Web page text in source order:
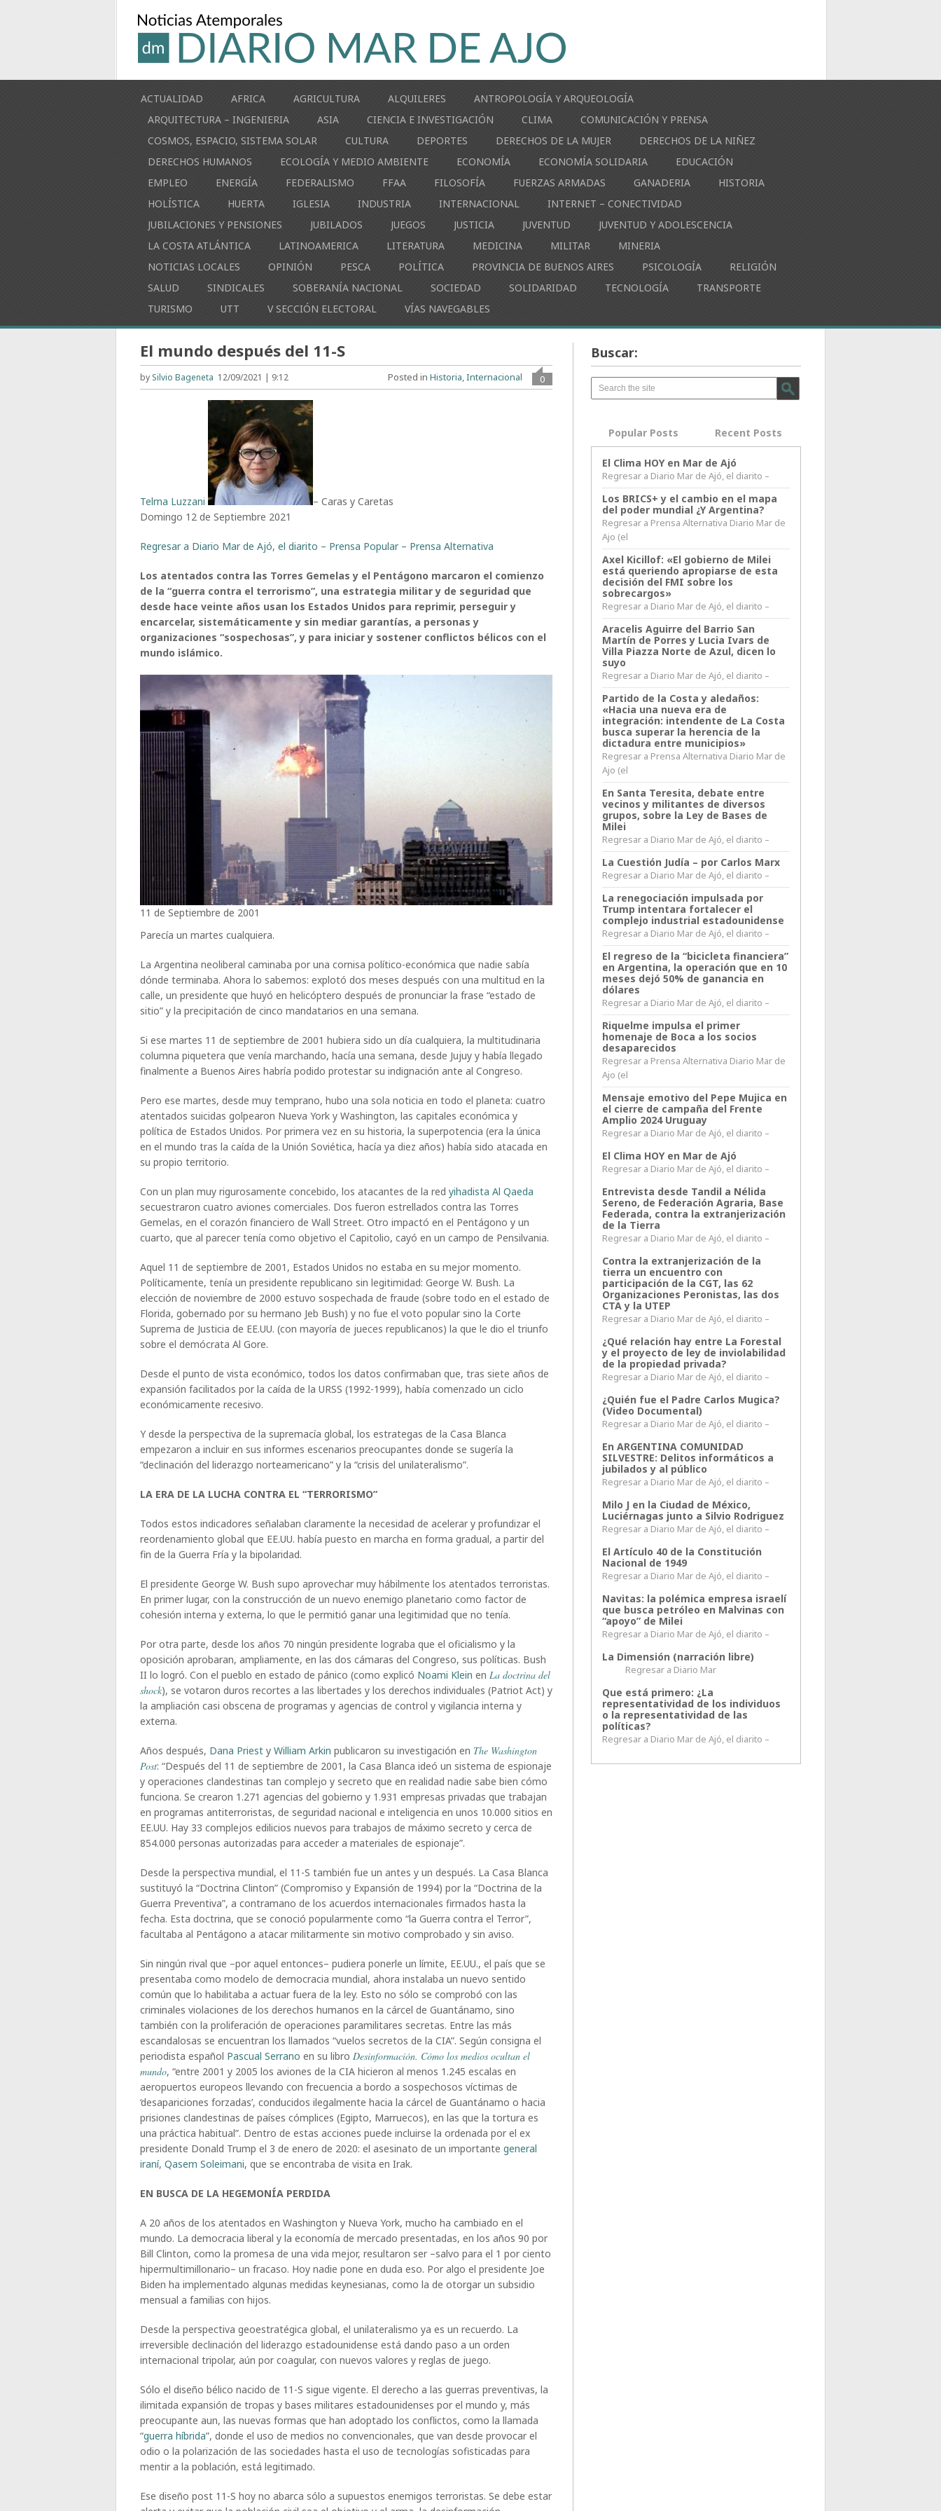
ACTUALIDAD AFRICA AGRICULTURA ALQUILERES
ANTROPOLOGÍA Y ARQUEOLOGÍA
ARQUITECTURA – INGENIERIA
ASIA CIENCIA E INVESTIGACIÓN CLIMA
COMUNICACIÓN Y PRENSA
COSMOS, ESPACIO, SISTEMA SOLAR
CULTURA DEPORTES DERECHOS DE LA MUJER
DERECHOS DE LA NIÑEZ
DERECHOS HUMANOS
ECOLOGÍA Y MEDIO AMBIENTE ECONOMÍA ECONOMÍA SOLIDARIA
EDUCACIÓN
EMPLEO
ENERGÍA FEDERALISMO FFAA FILOSOFÍA FUERZAS ARMADAS GANADERIA
HISTORIA
HOLÍSTICA
HUERTA IGLESIA INDUSTRIA INTERNACIONAL
INTERNET – CONECTIVIDAD
JUBILACIONES Y PENSIONES
JUBILADOS JUEGOS JUSTICIA JUVENTUD
JUVENTUD Y ADOLESCENCIA
LA COSTA ATLÁNTICA
LATINOAMERICA LITERATURA MEDICINA MILITAR
MINERIA
NOTICIAS LOCALES
OPINIÓN PESCA POLÍTICA PROVINCIA DE BUENOS AIRES PSICOLOGÍA
RELIGIÓN
SALUD
SINDICALES SOBERANÍA NACIONAL SOCIEDAD SOLIDARIDAD TECNOLOGÍA
TRANSPORTE
TURISMO
UTT V SECCIÓN ELECTORAL VÍAS NAVEGABLES
El mundo después del 11-S
by Silvio Bageneta 12/09/2021 | 9:12 0
Posted inHistoria,Internacional
Telma Luzzani
– Caras y Caretas
Domingo 12 de Septiembre 2021
Regresar a Diario Mar de Ajó, el diarito – Prensa Popular – Prensa Alternativa
Los atentados contra las Torres Gemelas y el Pentágono marcaron el comienzo
de la “guerra contra el terrorismo”, una estrategia militar y de seguridad que
desde hace veinte años usan los Estados Unidos para reprimir, perseguir y
encarcelar, sistemáticamente y sin mediar garantías, a personas y
organizaciones “sospechosas”, y para iniciar y sostener conflictos bélicos con el
mundo islámico.
11 de Septiembre de 2001
Parecía un martes cualquiera.
La Argentina neoliberal caminaba por una cornisa político-económica que nadie sabía
dónde terminaba. Ahora lo sabemos: explotó dos meses después con una multitud en la
calle, un presidente que huyó en helicóptero después de pronunciar la frase “estado de
sitio” y la precipitación de cinco mandatarios en una semana.
Si ese martes 11 de septiembre de 2001 hubiera sido un día cualquiera, la multitudinaria
columna piquetera que venía marchando, hacía una semana, desde Jujuy y había llegado
finalmente a Buenos Aires habría podido protestar su indignación ante al Congreso.
Pero ese martes, desde muy temprano, hubo una sola noticia en todo el planeta: cuatro
atentados suicidas golpearon Nueva York y Washington, las capitales económica y
política de Estados Unidos. Por primera vez en su historia, la superpotencia (era la única
en el mundo tras la caída de la Unión Soviética, hacía ya diez años) había sido atacada en
su propio territorio.
Con un plan muy rigurosamente concebido, los atacantes de la redyihadistaAl Qaeda
secuestraron cuatro aviones comerciales. Dos fueron estrellados contra las Torres
Gemelas, en el corazón financiero de Wall Street. Otro impactó en el Pentágono y un
cuarto, que al parecer tenía como objetivo el Capitolio, cayó en un campo de Pensilvania.
Aquel 11 de septiembre de 2001, Estados Unidos no estaba en su mejor momento.
Políticamente, tenía un presidente republicano sin legitimidad: George W. Bush. La
elección de noviembre de 2000 estuvo sospechada de fraude (sobre todo en el estado de
Florida, gobernado por su hermano Jeb Bush) y no fue el voto popular sino la Corte
Suprema de Justicia de EE.UU. (con mayoría de jueces republicanos) la que le dio el triunfo
sobre el demócrata Al Gore.
Desde el punto de vista económico, todos los datos confirmaban que, tras siete años de
expansión facilitados por la caída de la URSS (1992-1999), había comenzado un ciclo
económicamente recesivo.
Y desde la perspectiva de la supremacía global, los estrategas de la Casa Blanca
empezaron a incluir en sus informes escenarios preocupantes donde se sugería la
“declinación del liderazgo norteamericano” y la “crisis del unilateralismo”.
LA ERA DE LA LUCHA CONTRA EL “TERRORISMO”
Todos estos indicadores señalaban claramente la necesidad de acelerar y profundizar el
reordenamiento global que EE.UU. había puesto en marcha en forma gradual, a partir del
fin de la Guerra Fría y la bipolaridad.
El presidente George W. Bush supo aprovechar muy hábilmente los atentados terroristas.
En primer lugar, con la construcción de un nuevo enemigo planetario como factor de
cohesión interna y externa, lo que le permitió ganar una legitimidad que no tenía.
Por otra parte, desde los años 70 ningún presidente lograba que el oficialismo y la
oposición aprobaran, ampliamente, en las dos cámaras del Congreso, sus políticas. Bush
II lo logró. Con el pueblo en estado de pánico (como explicó Noami Klein enLa doctrina del
shock), se votaron duros recortes a las libertades y los derechos individuales (Patriot Act) y
la ampliación casi obscena de programas y agencias de control y vigilancia interna y
externa.
Años después, Dana Priest yWilliam Arkin publicaron su investigación en The Washington
Post: “Después del 11 de septiembre de 2001, la Casa Blanca ideó un sistema de espionaje
y operaciones clandestinas tan complejo y secreto que en realidad nadie sabe bien cómo
funciona. Se crearon 1.271 agencias del gobierno y 1.931 empresas privadas que trabajan
en programas antiterroristas, de seguridad nacional e inteligencia en unos 10.000 sitios en
EE.UU. Hay 33 complejos edilicios nuevos para trabajos de máximo secreto y cerca de
854.000 personas autorizadas para acceder a materiales de espionaje”.
Desde la perspectiva mundial, el 11-S también fue un antes y un después. La Casa Blanca
sustituyó la “Doctrina Clinton” (Compromiso y Expansión de 1994) por la “Doctrina de la
Guerra Preventiva”, a contramano de los acuerdos internacionales firmados hasta la
fecha. Esta doctrina, que se conoció popularmente como “la Guerra contra el Terror”,
facultaba al Pentágono a atacar militarmente sin motivo comprobado y sin aviso.
Sin ningún rival que –por aquel entonces– pudiera ponerle un límite, EE.UU., el país que se
presentaba como modelo de democracia mundial, ahora instalaba un nuevo sentido
común que lo habilitaba a actuar fuera de la ley. Esto no sólo se comprobó con las
criminales violaciones de los derechos humanos en la cárcel de Guantánamo, sino
también con la proliferación de operaciones paramilitares secretas. Entre las más
escandalosas se encuentran los llamados “vuelos secretos de la CIA”. Según consigna el
periodista español Pascual Serrano en su libroDesinformación. Cómo los medios ocultan el
mundo, “entre 2001 y 2005 los aviones de la CIA hicieron al menos 1.245 escalas en
aeropuertos europeos llevando con frecuencia a bordo a sospechosos víctimas de
‘desapariciones forzadas’, conducidos ilegalmente hacia la cárcel de Guantánamo o hacia
prisiones clandestinas de países cómplices (Egipto, Marruecos), en las que la tortura es
una práctica habitual”. Dentro de estas acciones puede incluirse la ordenada por el ex
presidente Donald Trump el 3 de enero de 2020: el asesinato de un importantegeneral
iraní, Qasem Soleimani, que se encontraba de visita en Irak.
EN BUSCA DE LA HEGEMONÍA PERDIDA
A 20 años de los atentados en Washington y Nueva York, mucho ha cambiado en el
mundo. La democracia liberal y la economía de mercado presentadas, en los años 90 por
Bill Clinton, como la promesa de una vida mejor, resultaron ser –salvo para el 1 por ciento
hipermultimillonario– un fracaso. Hoy nadie pone en duda eso. Por algo el presidente Joe
Biden ha implementado algunas medidas keynesianas, como la de otorgar un subsidio
mensual a familias con hijos.
Desde la perspectiva geoestratégica global, el unilateralismo ya es un recuerdo. La
irreversible declinación del liderazgo estadounidense está dando paso a un orden
internacional tripolar, aún por coagular, con nuevos valores y reglas de juego.
Sólo el diseño bélico nacido de 11-S sigue vigente. El derecho a las guerras preventivas, la
ilimitada expansión de tropas y bases militares estadounidenses por el mundo y, más
preocupante aun, las nuevas formas que han adoptado los conflictos, como la llamada
“guerra híbrida”, donde el uso de medios no convencionales, que van desde provocar el
odio o la polarización de las sociedades hasta el uso de tecnologías sofisticadas para
mentir a la población, está legitimado.
Ese diseño post 11-S hoy no abarca sólo a supuestos enemigos terroristas. Se debe estar
Buscar:
Popular Posts Recent Posts
El Clima HOY en Mar de Ajó
Regresar a Diario Mar de Ajó, el diarito –
Los BRICS+ y el cambio en el mapa
del poder mundial ¿Y Argentina?
Regresar a Prensa Alternativa Diario Mar de
Ajo (el
Axel Kicillof: «El gobierno de Milei
está queriendo apropiarse de esta
decisión del FMI sobre los
sobrecargos»
Regresar a Diario Mar de Ajó, el diarito –
Aracelis Aguirre del Barrio San
Martín de Porres y Lucia Ivars de
Villa Piazza Norte de Azul, dicen lo
suyo
Regresar a Diario Mar de Ajó, el diarito –
Partido de la Costa y aledaños:
«Hacia una nueva era de
integración: intendente de La Costa
busca superar la herencia de la
dictadura entre municipios»
Regresar a Prensa Alternativa Diario Mar de
Ajo (el
En Santa Teresita, debate entre
vecinos y militantes de diversos
grupos, sobre la Ley de Bases de
Milei
Regresar a Diario Mar de Ajó, el diarito –
La Cuestión Judía – por Carlos Marx
Regresar a Diario Mar de Ajó, el diarito –
La renegociación impulsada por
Trump intentara fortalecer el
complejo industrial estadounidense
Regresar a Diario Mar de Ajó, el diarito –
El regreso de la “bicicleta financiera”
en Argentina, la operación que en 10
meses dejó 50% de ganancia en
dólares
Regresar a Diario Mar de Ajó, el diarito –
Riquelme impulsa el primer
homenaje de Boca a los socios
desaparecidos
Regresar a Prensa Alternativa Diario Mar de
Ajo (el
Mensaje emotivo del Pepe Mujica en
el cierre de campaña del Frente
Amplio 2024 Uruguay
Regresar a Diario Mar de Ajó, el diarito –
El Clima HOY en Mar de Ajó
Regresar a Diario Mar de Ajó, el diarito –
Entrevista desde Tandil a Nélida
Sereno, de Federación Agraria, Base
Federada, contra la extranjerización
de la Tierra
Regresar a Diario Mar de Ajó, el diarito –
Contra la extranjerización de la
tierra un encuentro con
participación de la CGT, las 62
Organizaciones Peronistas, las dos
CTA y la UTEP
Regresar a Diario Mar de Ajó, el diarito –
¿Qué relación hay entre La Forestal
y el proyecto de ley de inviolabilidad
de la propiedad privada?
Regresar a Diario Mar de Ajó, el diarito –
¿Quién fue el Padre Carlos Mugica?
(Video Documental)
Regresar a Diario Mar de Ajó, el diarito –
En ARGENTINA COMUNIDAD
SILVESTRE: Delitos informáticos a
jubilados y al público
Regresar a Diario Mar de Ajó, el diarito –
Milo J en la Ciudad de México,
Luciérnagas junto a Silvio Rodriguez
Regresar a Diario Mar de Ajó, el diarito –
El Artículo 40 de la Constitución
Nacional de 1949
Regresar a Diario Mar de Ajó, el diarito –
Navitas: la polémica empresa israelí
que busca petróleo en Malvinas con
“apoyo” de Milei
Regresar a Diario Mar de Ajó, el diarito –
La Dimensión (narración libre)
Regresar a Diario Mar
Que está primero: ¿La
representatividad de los individuos
o la representatividad de las
políticas?
Regresar a Diario Mar de Ajó, el diarito –